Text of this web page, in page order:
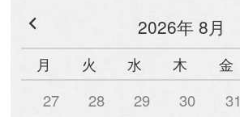
2026年 8月
月 火 水 木 金
27
28 29 30 31